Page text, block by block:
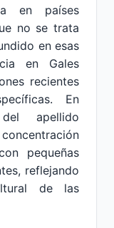
en países
no se trata
en esas
en Gales
recientes
En
apellido
pequeñas
reflejando
de las